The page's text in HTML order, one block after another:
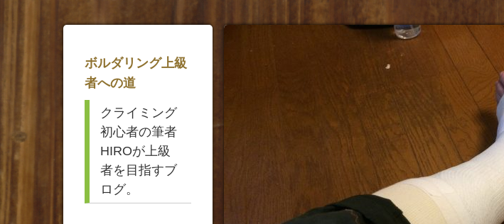
ボルダリング上級
者への道
クライミング
初心者の筆者
HIROが上級
者を目指すブ
ログ。